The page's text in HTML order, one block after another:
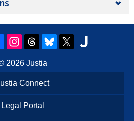
2026 Justia
Connect
Legal Portal